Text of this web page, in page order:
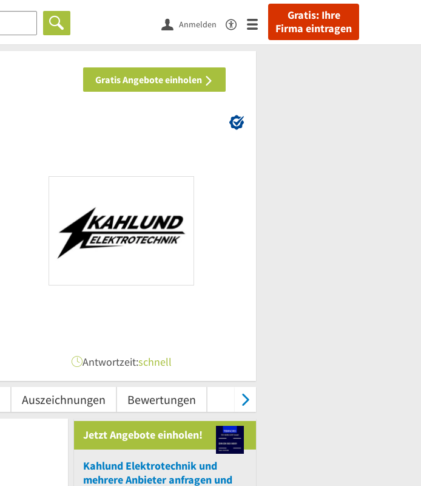
Gratis: Ihre
Firma eintragen
Anmelden
Gratis Angebote einholen
Antwortzeit:schnell
Auszeichnungen Bewertungen Karte & Route
Jetzt Angebote einholen!
Kahlund Elektrotechnik und
mehrereAnbieter anfragen und